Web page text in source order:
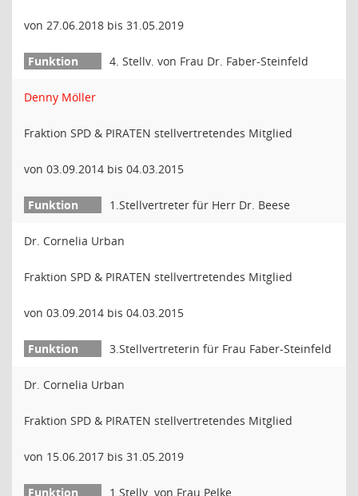
von 27.06.2018 bis 31.05.2019
4. Stellv. von Frau Dr. Faber-Steinfeld
Denny Möller
Fraktion SPD & PIRATEN stellvertretendes Mitglied
von 03.09.2014 bis 04.03.2015
1.Stellvertreter für Herr Dr. Beese
Dr. Cornelia Urban
Fraktion SPD & PIRATEN stellvertretendes Mitglied
von 03.09.2014 bis 04.03.2015
3.Stellvertreterin für Frau Faber-Steinfeld
Dr. Cornelia Urban
Fraktion SPD & PIRATEN stellvertretendes Mitglied
von 15.06.2017 bis 31.05.2019
1.Stellv. von Frau Pelke